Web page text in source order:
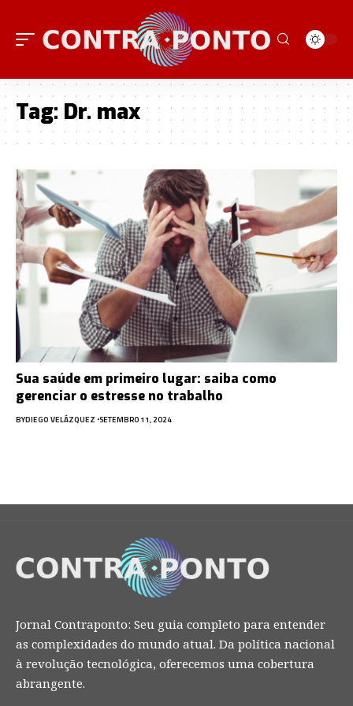
Tag: Dr. max
Sua saúde em primeiro lugar: saiba como
gerenciar o estresse no trabalho
BYDIEGO VELÁZQUEZ SETEMBRO 11, 2024
Jornal Contraponto: Seu guia completo para entender
as complexidades do mundo atual. Da política nacional
à revolução tecnológica, oferecemos uma cobertura
abrangente.